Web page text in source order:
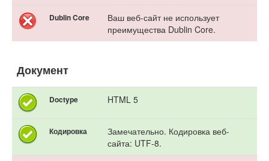
Dublin Core
Ваш веб-сайт не использует
преимущества Dublin Core.
Документ
Doctype HTML 5
Кодировка
Замечательно. Кодировка веб-
сайта: UTF-8.